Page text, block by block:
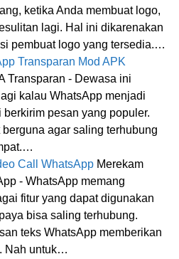
ketika Anda membuat logo,
lagi. Hal ini dikarenakan
pembuat logo yang tersedia.…
Transparan Mod APK
Transparan - Dewasa ini
kalau WhatsApp menjadi
pesan yang populer.
agar saling terhubung
Call WhatsApp Merekam
- WhatsApp memang
fitur yang dapat digunakan
bisa saling terhubung.
teks WhatsApp memberikan
Nah untuk…